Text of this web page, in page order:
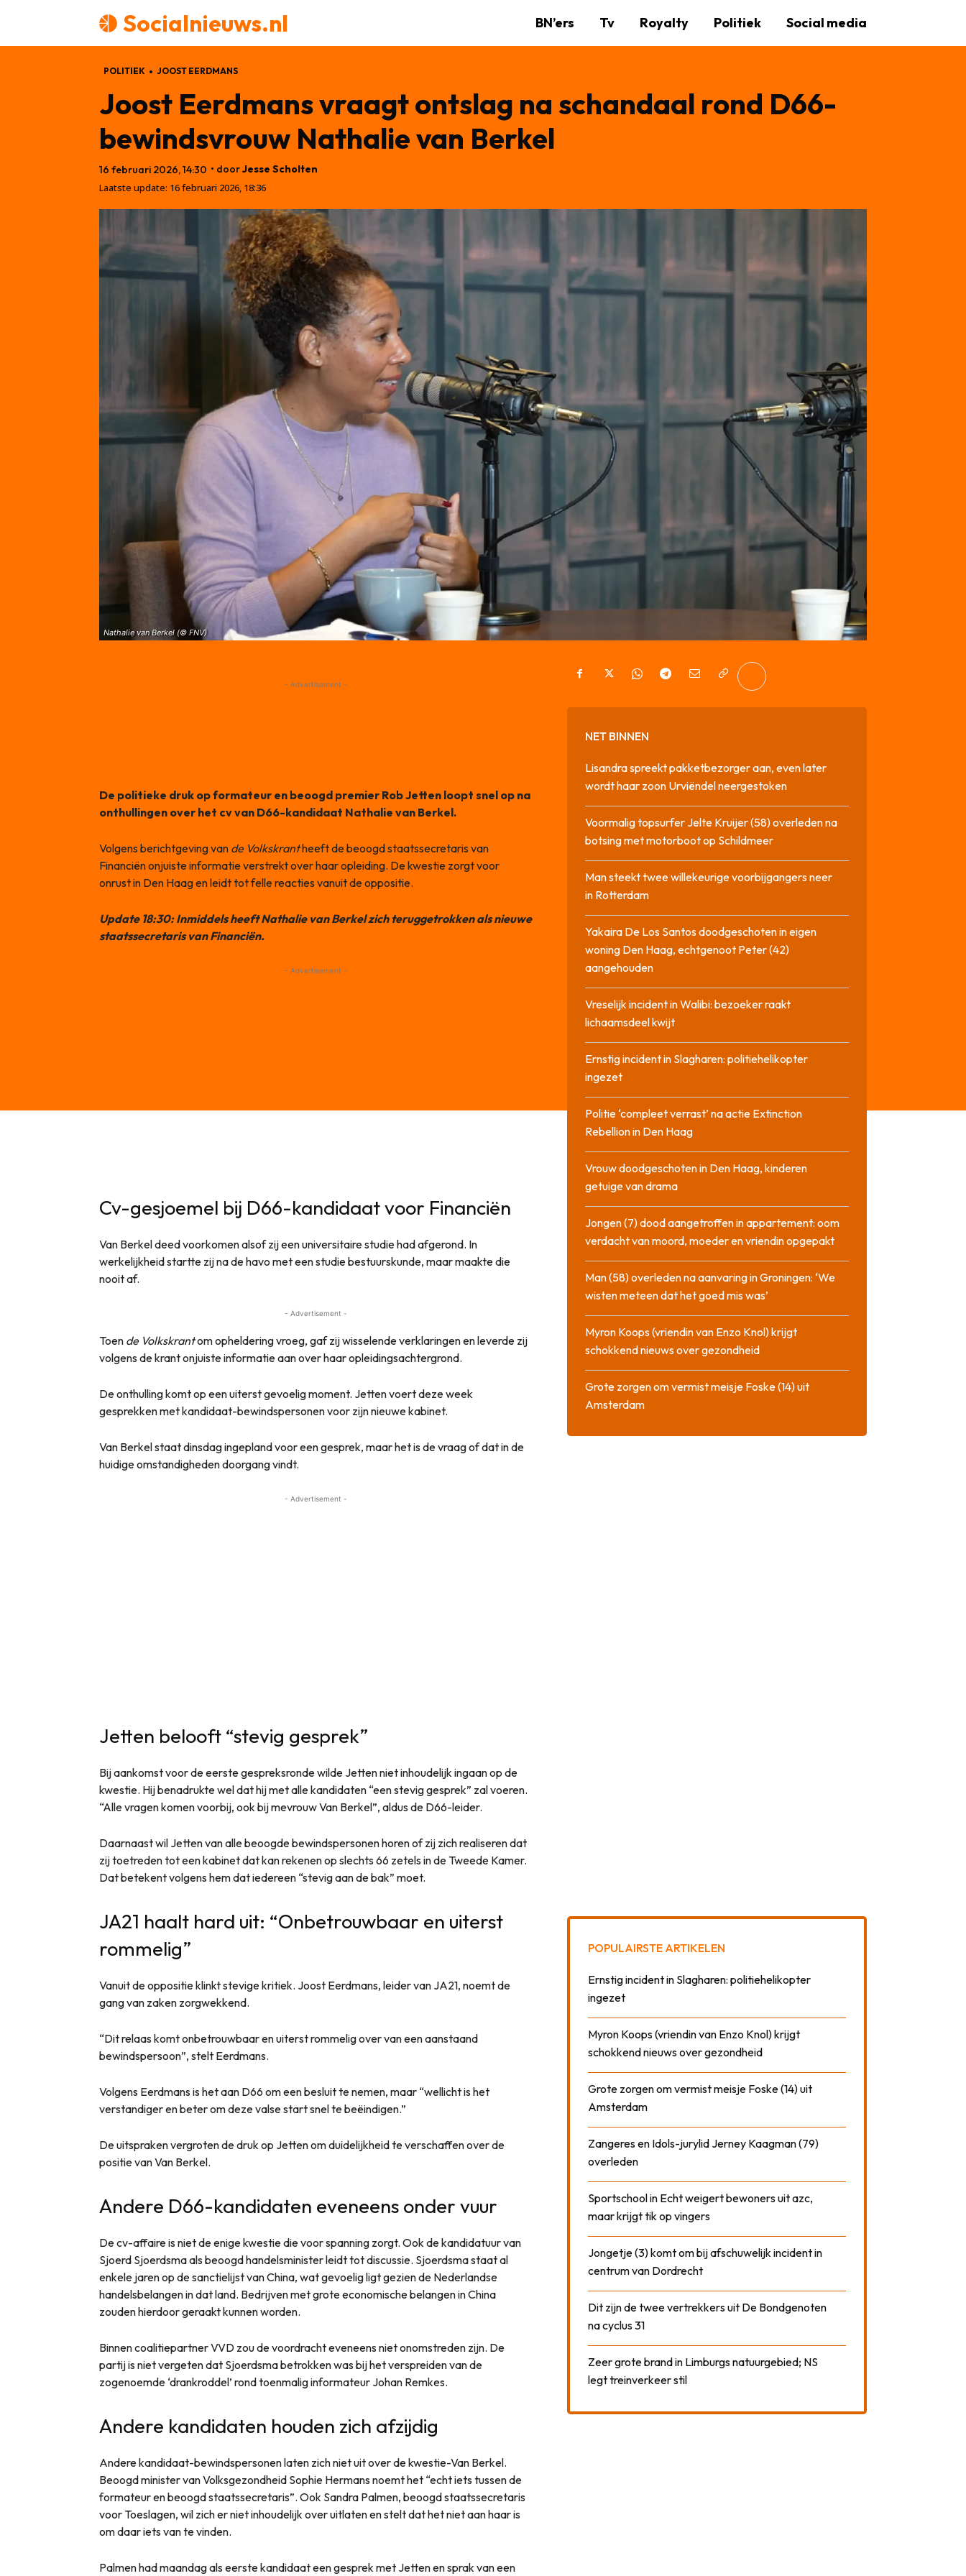
Socialnieuws.nl BN’ers Tv Royalty Politiek Social media
POLITIEK JOOST EERDMANS
Joost Eerdmans vraagt ontslag na schandaal rond D66-
bewindsvrouw Nathalie van Berkel
16 februari 2026, 14:30 • doorJesse Scholten
Laatste update: 16 februari 2026, 18:36
Nathalie van Berkel (© FNV)
- Advertisement -
De politieke druk op formateur en beoogd premier Rob Jetten loopt snel op na
onthullingen over het cv van D66-kandidaat Nathalie van Berkel.
Volgens berichtgeving van de Volkskrantheeft de beoogd staatssecretaris van
Financiën onjuiste informatie verstrekt over haar opleiding. De kwestie zorgt voor
onrust in Den Haag en leidt tot felle reacties vanuit de oppositie.
Update 18:30: Inmiddels heeft Nathalie van Berkel zich teruggetrokken als nieuwe
staatssecretaris van Financiën.
- Advertisement -
Cv-gesjoemel bij D66-kandidaat voor Financiën
Van Berkel deed voorkomen alsof zij een universitaire studie had afgerond. In
werkelijkheid startte zij na de havo met een studie bestuurskunde, maar maakte die
nooit af.
- Advertisement -
Toen de Volkskrantom opheldering vroeg, gaf zij wisselende verklaringen en leverde zij
volgens de krant onjuiste informatie aan over haar opleidingsachtergrond.
De onthulling komt op een uiterst gevoelig moment. Jetten voert deze week
gesprekken met kandidaat-bewindspersonen voor zijn nieuwe kabinet.
Van Berkel staat dinsdag ingepland voor een gesprek, maar het is de vraag of dat in de
huidige omstandigheden doorgang vindt.
- Advertisement -
Jetten belooft “stevig gesprek”
Bij aankomst voor de eerste gespreksronde wilde Jetten niet inhoudelijk ingaan op de
kwestie. Hij benadrukte wel dat hij met alle kandidaten “een stevig gesprek” zal voeren.
“Alle vragen komen voorbij, ook bij mevrouw Van Berkel”, aldus de D66-leider.
Daarnaast wil Jetten van alle beoogde bewindspersonen horen of zij zich realiseren dat
zij toetreden tot een kabinet dat kan rekenen op slechts 66 zetels in de Tweede Kamer.
Dat betekent volgens hem dat iedereen “stevig aan de bak” moet.
JA21 haalt hard uit: “Onbetrouwbaar en uiterst
rommelig”
Vanuit de oppositie klinkt stevige kritiek. Joost Eerdmans, leider van JA21, noemt de
gang van zaken zorgwekkend.
“Dit relaas komt onbetrouwbaar en uiterst rommelig over van een aanstaand
bewindspersoon”, stelt Eerdmans.
Volgens Eerdmans is het aan D66 om een besluit te nemen, maar “wellicht is het
verstandiger en beter om deze valse start snel te beëindigen.”
De uitspraken vergroten de druk op Jetten om duidelijkheid te verschaffen over de
positie van Van Berkel.
Andere D66-kandidaten eveneens onder vuur
De cv-affaire is niet de enige kwestie die voor spanning zorgt. Ook de kandidatuur van
Sjoerd Sjoerdsma als beoogd handelsminister leidt tot discussie. Sjoerdsma staat al
enkele jaren op de sanctielijst van China, wat gevoelig ligt gezien de Nederlandse
handelsbelangen in dat land. Bedrijven met grote economische belangen in China
zouden hierdoor geraakt kunnen worden.
Binnen coalitiepartner VVD zou de voordracht eveneens niet onomstreden zijn. De
partij is niet vergeten dat Sjoerdsma betrokken was bij het verspreiden van de
zogenoemde ‘drankroddel’ rond toenmalig informateur Johan Remkes.
Andere kandidaten houden zich afzijdig
Andere kandidaat-bewindspersonen laten zich niet uit over de kwestie-Van Berkel.
Beoogd minister van Volksgezondheid Sophie Hermans noemt het “echt iets tussen de
formateur en beoogd staatssecretaris”. Ook Sandra Palmen, beoogd staatssecretaris
voor Toeslagen, wil zich er niet inhoudelijk over uitlaten en stelt dat het niet aan haar is
om daar iets van te vinden.
Palmen had maandag als eerste kandidaat een gesprek met Jetten en sprak van een
NET BINNEN
Lisandra spreekt pakketbezorger aan, even later
wordt haar zoon Urviëndel neergestoken
Voormalig topsurfer Jelte Kruijer (58) overleden na
botsing met motorboot op Schildmeer
Man steekt twee willekeurige voorbijgangers neer
in Rotterdam
Yakaira De Los Santos doodgeschoten in eigen
woning Den Haag, echtgenoot Peter (42)
aangehouden
Vreselijk incident in Walibi: bezoeker raakt
lichaamsdeel kwijt
Ernstig incident in Slagharen: politiehelikopter
ingezet
Politie ‘compleet verrast’ na actie Extinction
Rebellion in Den Haag
Vrouw doodgeschoten in Den Haag, kinderen
getuige van drama
Jongen (7) dood aangetroffen in appartement: oom
verdacht van moord, moeder en vriendin opgepakt
Man (58) overleden na aanvaring in Groningen: ‘We
wisten meteen dat het goed mis was’
Myron Koops (vriendin van Enzo Knol) krijgt
schokkend nieuws over gezondheid
Grote zorgen om vermist meisje Foske (14) uit
Amsterdam
POPULAIRSTE ARTIKELEN
Ernstig incident in Slagharen: politiehelikopter
ingezet
Myron Koops (vriendin van Enzo Knol) krijgt
schokkend nieuws over gezondheid
Grote zorgen om vermist meisje Foske (14) uit
Amsterdam
Zangeres en Idols-jurylid Jerney Kaagman (79)
overleden
Sportschool in Echt weigert bewoners uit azc,
maar krijgt tik op vingers
Jongetje (3) komt om bij afschuwelijk incident in
centrum van Dordrecht
Dit zijn de twee vertrekkers uit De Bondgenoten
na cyclus 31
Zeer grote brand in Limburgs natuurgebied; NS
legt treinverkeer stil